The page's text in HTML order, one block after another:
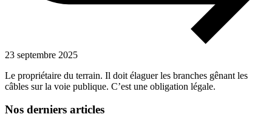
23 septembre 2025
Le propriétaire du terrain. Il doit élaguer les branches gênant les
câbles sur la voie publique. C’est une obligation légale.
Nos derniers articles